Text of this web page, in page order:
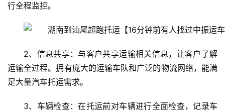
行全程监控。
2、信息共享：与客户共享运输相关信息，让客户了解
运输全过程。拥有庞大的运输车队和广泛的物流网络，能满
足大量汽车托运需求。
3、车辆检查：在托运前对车辆进行全面检查，记录车